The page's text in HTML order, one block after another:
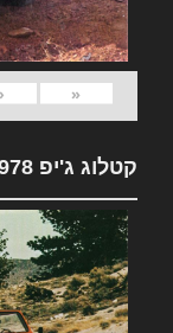
«
‹
קטלוג ג'יפ 1978